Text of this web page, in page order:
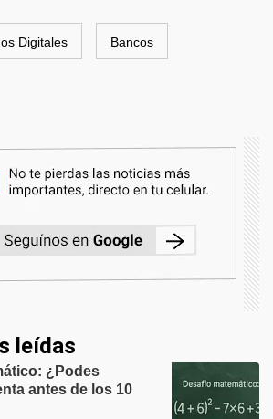
Digitales Bancos
leídas
¿Podes
antes de los 10